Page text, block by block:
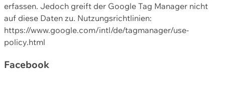
erfassen. Jedoch greift der Google Tag Manager nicht
auf diese Daten zu. Nutzungsrichtlinien:
https://www.google.com/intl/de/tagmanager/use-
policy.html
Facebook